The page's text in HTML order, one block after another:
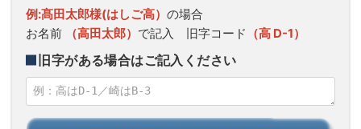
例:髙田太郎様(はしご高）の場合
お名前
（高田太郎） で記入 旧字コード （高 D-1）
旧字がある場合はご記入ください